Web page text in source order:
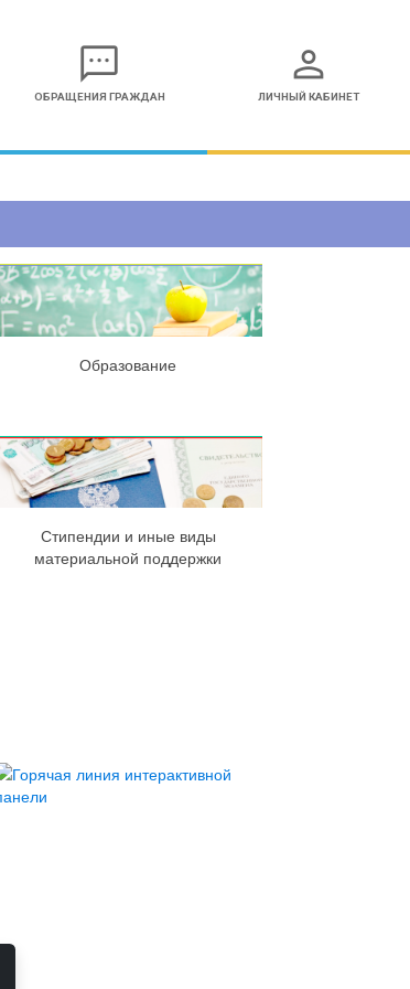
sms
ОБРАЩЕНИЯ ГРАЖДАН
person
ЛИЧНЫЙ КАБИНЕТ
Образование
Стипендии и иные виды
материальной поддержки